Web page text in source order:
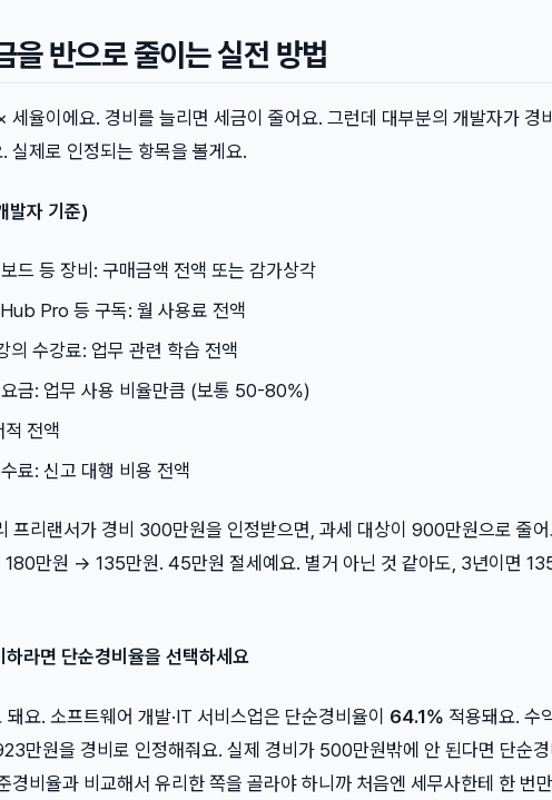
을 반으로 줄이는 실전 방법
율이에요. 경비를 늘리면 세금이 줄어요. 그런데 대부분의 개발자가 경
실제로 인정되는 항목을 볼게요.
발자 기준)
보드 등 장비: 구매금액 전액 또는 감가상각
Pro 등 구독: 월 사용료 전액
의 수강료: 업무 관련 학습 전액
금: 업무 사용 비율만큼 (보통 50-80%)
적 전액
료: 신고 대행 비용 전액
프리랜서가 경비 300만원을 인정받으면, 과세 대상이 900만원으로 줄
만원 → 135만원. 45만원 절세예요. 별거 아닌 것 같아도, 3년이면
라면 단순경비율을 선택하세요
요. 소프트웨어 개발·IT 서비스업은 단순경비율이 64.1% 적용돼요. 수
만원을 경비로 인정해줘요. 실제 경비가 500만원밖에 안 된다면 단순경
경비율과 비교해서 유리한 쪽을 골라야 하니까 처음엔 세무사한테 한 번